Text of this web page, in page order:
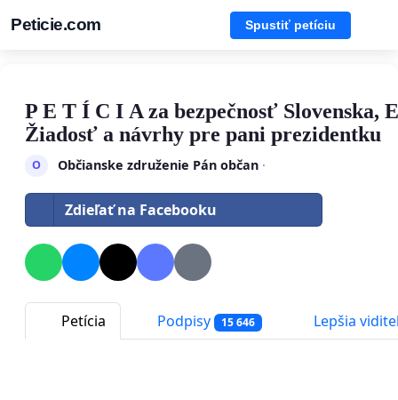
Peticie.com Spustiť petíciu
P E T Í C I A za bezpečnosť Slovenska,
Žiadosť a návrhy pre pani prezidentku
O Občianske združenie Pán občan·
Zdieľať na Facebooku
Petícia Podpisy 15 646 Lepšia